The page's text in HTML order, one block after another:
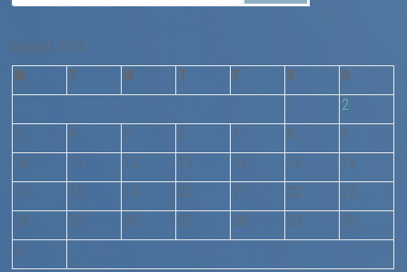
August 2026
M
T W T F S
S
1
2
3
4 5 6 7 8
9
10
11 12 13 14 15
16
17
18 19 20 21 22
23
24
25 26 27 28 29
30
31